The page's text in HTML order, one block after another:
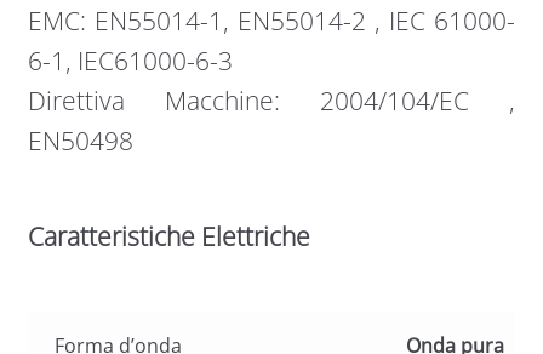
EMC: EN55014-1, EN55014-2 , IEC 61000-
6-1, IEC61000-6-3
Direttiva Macchine: 2004/104/EC ,
EN50498
Caratteristiche Elettriche
Forma d’onda Onda pura